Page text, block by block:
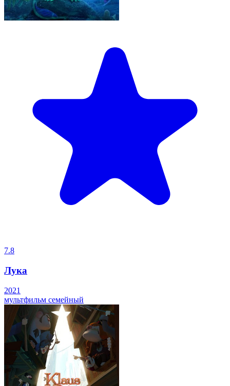
7.8
Лука
2021
мультфильм семейный